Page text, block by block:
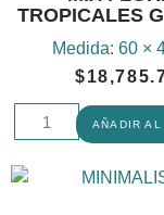
TROPICALES
Medida: 60 ×
$
AÑADIR AL